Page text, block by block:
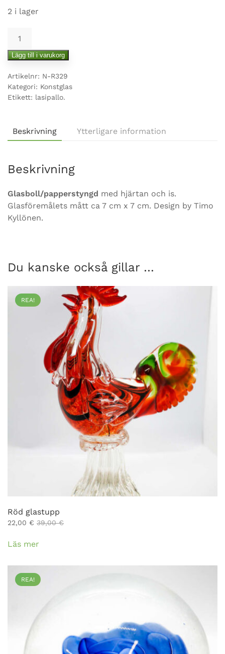
2 i lager
papperstyngd
hjärtan
mängd
Lägg till i varukorg
Artikelnr: N-R329
Kategori: Konstglas
Etikett: lasipallo.
Beskrivning Ytterligare information
Beskrivning
Glasboll/papperstyngd med hjärtan och is.
Glasföremålets mått ca 7 cm x 7 cm. Design by Timo
Kyllönen.
Du kanske också gillar …
REA!
Röd glastupp
22,00 € 39,00€
Läs mer
REA!